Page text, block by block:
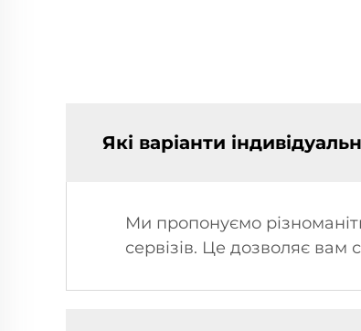
Які варіанти
Ми пропонуємо
сервізів. Це дозволяє вам